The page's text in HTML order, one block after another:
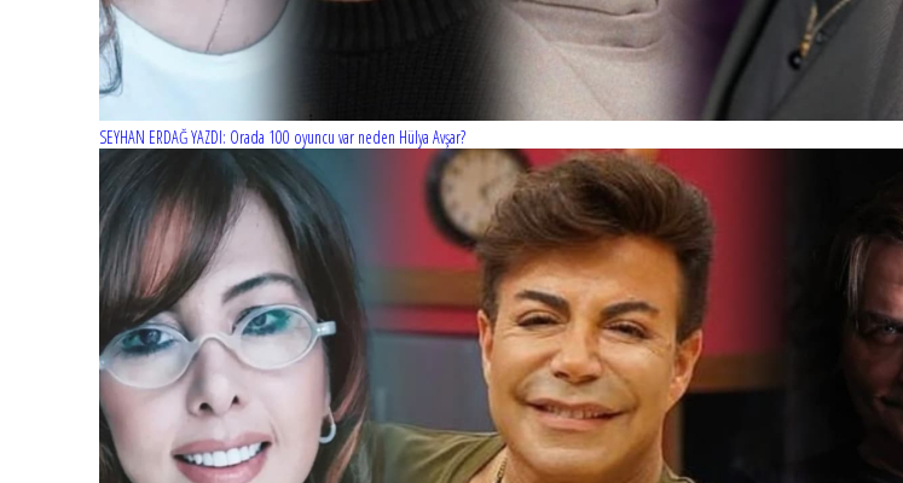
SEYHAN ERDAĞ YAZDI: Orada 100 oyuncu var neden Hülya Avşar?